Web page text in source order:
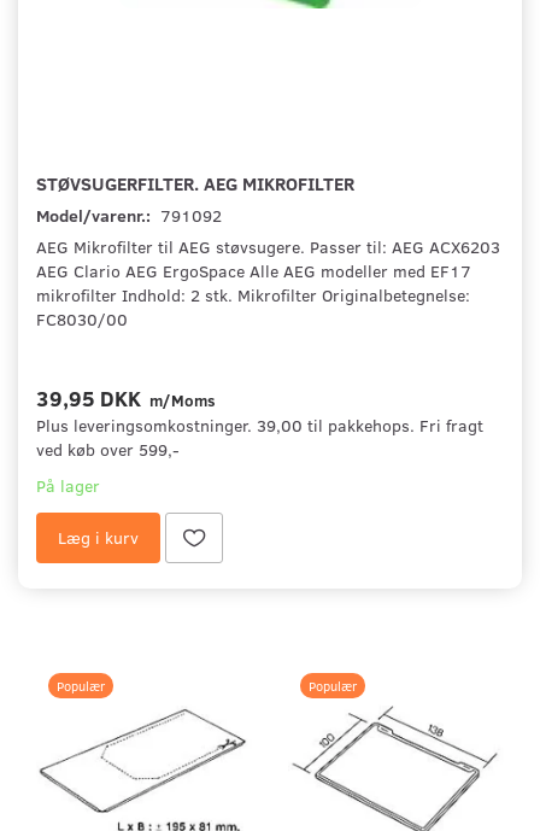
STØVSUGERFILTER. AEG MIKROFILTER
Model/varenr.: 791092
AEG Mikrofilter til AEG støvsugere. Passer til: AEG ACX6203
AEG Clario AEG ErgoSpace Alle AEG modeller med EF17
mikrofilter Indhold: 2 stk. Mikrofilter Originalbetegnelse:
FC8030/00
39,95 DKK m/Moms
Plus leveringsomkostninger. 39,00 til pakkehops. Fri fragt
ved køb over 599,-
På lager
Læg i kurv
Populær Populær